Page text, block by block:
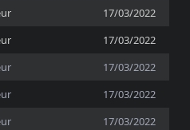
17/03/2022
17/03/2022
17/03/2022
17/03/2022
17/03/2022